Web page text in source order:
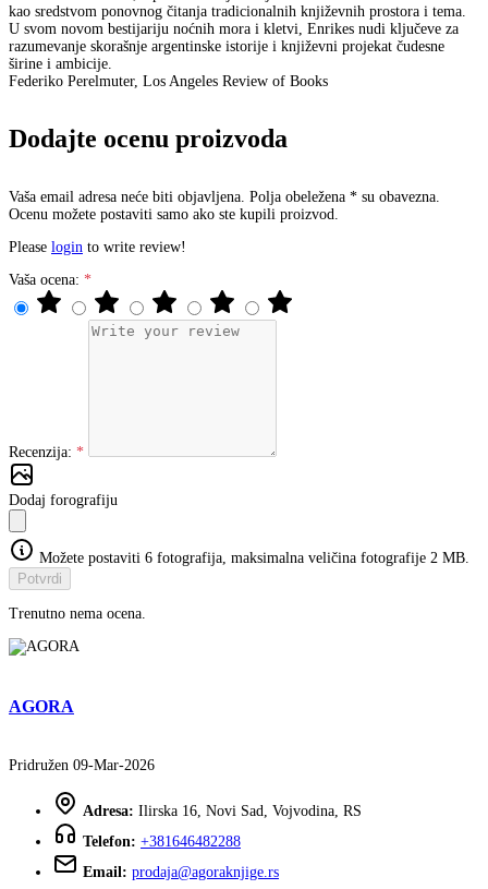
kao sredstvom ponovnog čitanja tradicionalnih književnih prostora i tema.
U svom novom bestijariju noćnih mora i kletvi, Enrikes nudi ključeve za
razumevanje skorašnje argentinske istorije i književni projekat čudesne
širine i ambicije.
Federiko Perelmuter, Los Angeles Review of Books
Dodajte ocenu proizvoda
Vaša email adresa neće biti objavljena. Polja obeležena * su obavezna.
Ocenu možete postaviti samo ako ste kupili proizvod.
Please login to write review!
Vaša ocena:
Recenzija:
Dodaj forografiju
Možete postaviti 6 fotografija, maksimalna veličina fotografije 2 MB.
Potvrdi
Trenutno nema ocena.
AGORA
Pridružen 09-Mar-2026
Adresa: Ilirska 16, Novi Sad, Vojvodina, RS
Telefon: +381646482288
Email: prodaja@agoraknjige.rs